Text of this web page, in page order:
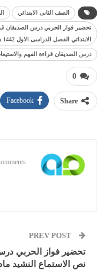
الصف الثانى الابتدائي
تحضير فواز الحربي درس الصديقان
الابتدائي الفصل الدراسى الاول 1442 هـ
درس الصديقان قراءة الفهم
0
Share
Facebook
تحضير فواز الحربي
نص الاستماع النشيد